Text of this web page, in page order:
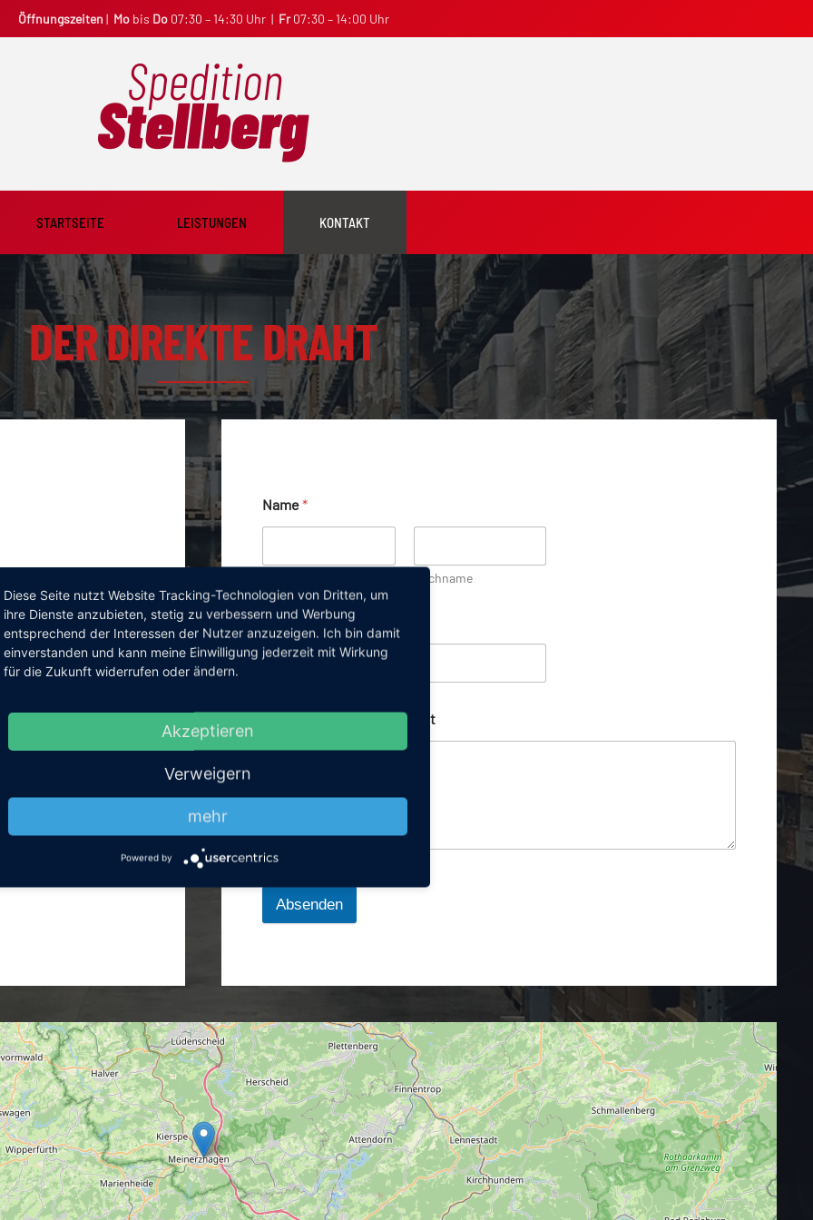
Öffnungszeiten | Mobis Do07:30 – 14:30 Uhr | Fr07:30 – 14:00 Uhr
STARTSEITE LEISTUNGEN KONTAKT
DER DIREKTE DRAHT
Name*
Nachname
E-Mail *
Kommentar oder Nachricht
Absenden
Diese Seite nutzt Website Tracking-Technologien von Dritten, um
ihre Dienste anzubieten, stetig zu verbessern und Werbung
entsprechend der Interessen der Nutzer anzuzeigen. Ich bin damit
einverstanden und kann meine Einwilligung jederzeit mit Wirkung
für die Zukunft widerrufen oder ändern.
Akzeptieren
Verweigern
mehr
Powered by